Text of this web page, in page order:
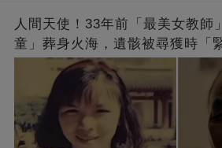
人間天使！33年前「最美女教師
童」葬身火海，遺骸被尋獲時「
崩：真正的英雄不該被遺忘